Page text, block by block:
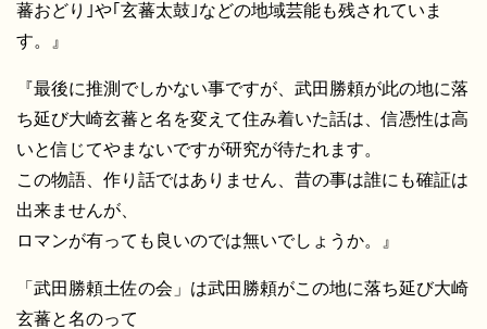
蕃おどり｣や｢玄蕃太鼓｣などの地域芸能も残されていま
す。』
『最後に推測でしかない事ですが、武田勝頼が此の地に落
ち延び大崎玄蕃と名を変えて住み着いた話は、信憑性は高
いと信じてやまないですが研究が待たれます。
この物語、作り話ではありません、昔の事は誰にも確証は
出来ませんが、
ロマンが有っても良いのでは無いでしょうか。』
「武田勝頼土佐の会」は武田勝頼がこの地に落ち延び大崎
玄蕃と名のって